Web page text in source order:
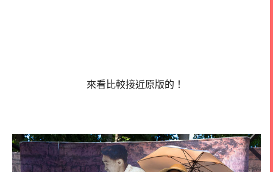
來看比較接近原版的！